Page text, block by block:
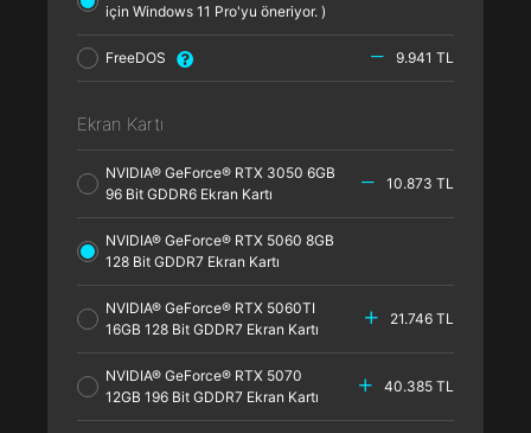
için Windows 11 Pro'yu öneriyor. )
FreeDOS 9.941 TL
Ekran Kartı
NVIDIA® GeForce® RTX 3050 6GB
96 Bit GDDR6 Ekran Kartı
10.873 TL
NVIDIA® GeForce® RTX 5060 8GB
128 Bit GDDR7 Ekran Kartı
NVIDIA® GeForce® RTX 5060TI
16GB 128 Bit GDDR7 Ekran Kartı
21.746 TL
NVIDIA® GeForce® RTX 5070
12GB 196 Bit GDDR7 Ekran Kartı
40.385 TL